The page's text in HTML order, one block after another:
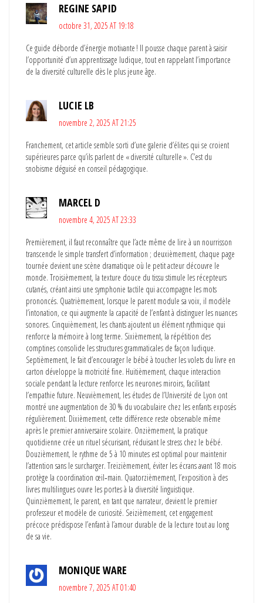
REGINE SAPID
octobre 31, 2025 AT 19:18
Ce guide déborde d’énergie motivante ! Il pousse chaque parent à saisir
l’opportunité d’un apprentissage ludique, tout en rappelant l’importance
de la diversité culturelle dès le plus jeune âge.
LUCIE LB
novembre 2, 2025 AT 21:25
Franchement, cet article semble sorti d’une galerie d’élites qui se croient
supérieures parce qu’ils parlent de « diversité culturelle ». C’est du
snobisme déguisé en conseil pédagogique.
MARCEL D
novembre 4, 2025 AT 23:33
Premièrement, il faut reconnaître que l’acte même de lire à un nourrisson
transcende le simple transfert d’information ; deuxièmement, chaque page
tournée devient une scène dramatique où le petit acteur découvre le
monde. Troisièmement, la texture douce du tissu stimule les récepteurs
cutanés, créant ainsi une symphonie tactile qui accompagne les mots
prononcés. Quatrièmement, lorsque le parent module sa voix, il modèle
l’intonation, ce qui augmente la capacité de l’enfant à distinguer les nuances
sonores. Cinquièmement, les chants ajoutent un élément rythmique qui
renforce la mémoire à long terme. Sixièmement, la répétition des
comptines consolide les structures grammaticales de façon ludique.
Septièmement, le fait d’encourager le bébé à toucher les volets du livre en
carton développe la motricité fine. Huitièmement, chaque interaction
sociale pendant la lecture renforce les neurones miroirs, facilitant
l’empathie future. Neuvièmement, les études de l’Université de Lyon ont
montré une augmentation de 30 % du vocabulaire chez les enfants exposés
régulièrement. Dixièmement, cette différence reste observable même
après le premier anniversaire scolaire. Onzièmement, la pratique
quotidienne crée un rituel sécurisant, réduisant le stress chez le bébé.
Douzièmement, le rythme de 5 à 10 minutes est optimal pour maintenir
l’attention sans le surcharger. Treizièmement, éviter les écrans avant 18 mois
protège la coordination œil‑main. Quatorzièmement, l’exposition à des
livres multilingues ouvre les portes à la diversité linguistique.
Quinzièmement, le parent, en tant que narrateur, devient le premier
professeur et modèle de curiosité. Seizièmement, cet engagement
précoce prédispose l’enfant à l’amour durable de la lecture tout au long
de sa vie.
MONIQUE WARE
novembre 7, 2025 AT 01:40